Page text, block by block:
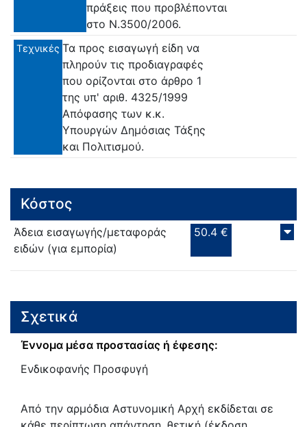
πράξεις που προβλέπονται
στο Ν.3500/2006.
Τεχνικές Τα προς εισαγωγή είδη να
πληρούν τις προδιαγραφές
που ορίζονται στο άρθρο 1
της υπ' αριθ. 4325/1999
Απόφασης των κ.κ.
Υπουργών Δημόσιας Τάξης
και Πολιτισμού.
Κόστος
Άδεια εισαγωγής/μεταφοράς
ειδών (για εμπορία)
50.4 €
Σχετικά
Έννομα μέσα προστασίας ή έφεσης:
Ενδικοφανής Προσφυγή
Από την αρμόδια Αστυνομική Αρχή εκδίδεται σε